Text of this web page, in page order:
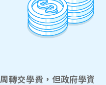
轉交學費，但政府學資